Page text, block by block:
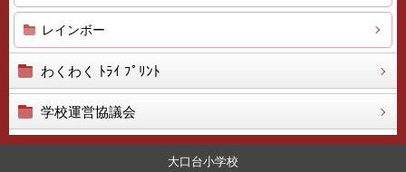
レインボー
わくわく ﾄﾗｲ ﾌﾟﾘﾝﾄ
学校運営協議会
大口台小学校